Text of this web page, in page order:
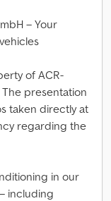
– Your
of ACR-
presentation
taken directly at
regarding the
in our
including